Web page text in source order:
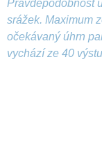
Pravděpodobnost
srážek. Maximum
očekávaný úhrn
vychází ze 40